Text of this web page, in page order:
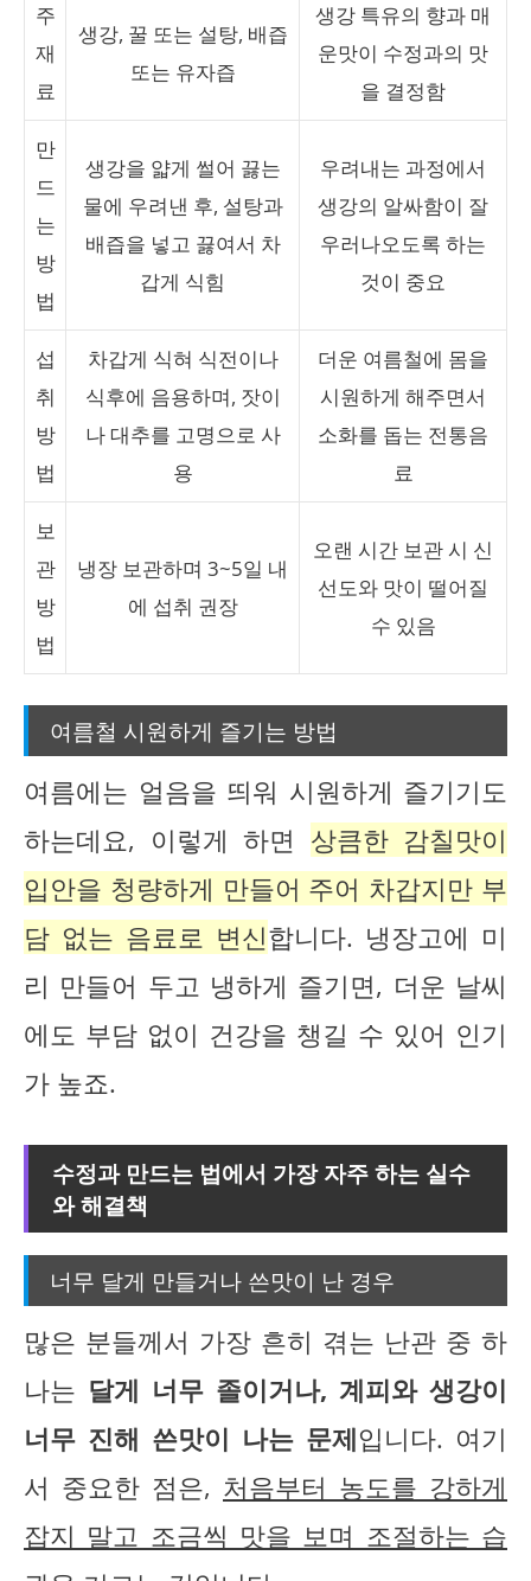
주
재
료
생강, 꿀 또는 설탕, 배즙
또는 유자즙
생강 특유의 향과 매
운맛이 수정과의 맛
을 결정함
만
드
는
방
법
생강을 얇게 썰어 끓는
물에 우려낸 후, 설탕과
배즙을 넣고 끓여서 차
갑게 식힘
우려내는 과정에서
생강의 알싸함이 잘
우러나오도록 하는
것이 중요
섭
취
방
법
차갑게 식혀 식전이나
식후에 음용하며, 잣이
나 대추를 고명으로 사
용
더운 여름철에 몸을
시원하게 해주면서
소화를 돕는 전통음
료
보
관
방
법
냉장 보관하며 3~5일 내
에 섭취 권장
오랜 시간 보관 시 신
선도와 맛이 떨어질
수 있음
여름철 시원하게 즐기는 방법
여름에는 얼음을 띄워 시원하게 즐기기도
하는데요, 이렇게 하면 상큼한 감칠맛이
입안을 청량하게 만들어 주어 차갑지만 부
담 없는 음료로 변신합니다. 냉장고에 미
리 만들어 두고 냉하게 즐기면, 더운 날씨
에도 부담 없이 건강을 챙길 수 있어 인기
가 높죠.
수정과 만드는 법에서 가장 자주 하는 실수
와 해결책
너무 달게 만들거나 쓴맛이 난 경우
많은 분들께서 가장 흔히 겪는 난관 중 하
나는 달게 너무 졸이거나, 계피와 생강이
너무 진해 쓴맛이 나는 문제입니다. 여기
서 중요한 점은, 처음부터 농도를 강하게
잡지 말고 조금씩 맛을 보며 조절하는 습